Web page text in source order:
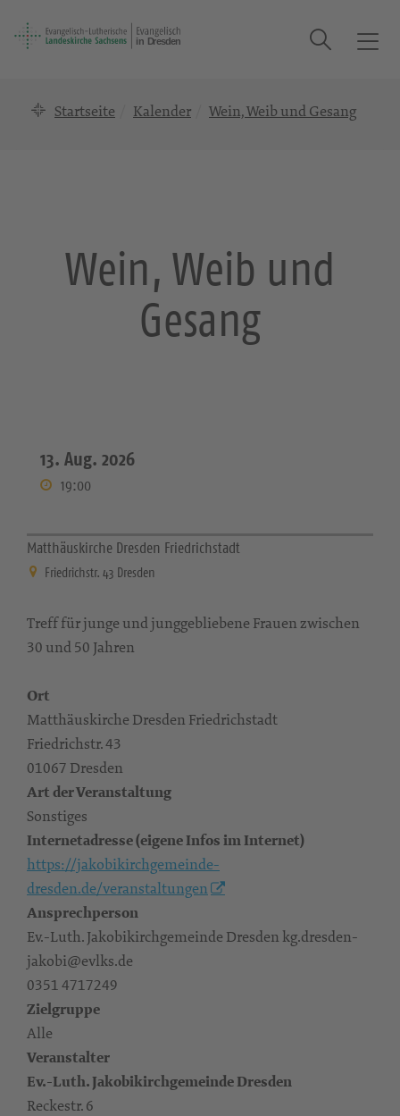
T
Suche
Startseite Kalender Wein, Weib und Gesang
Wein, Weib und
Gesang
13. Aug. 2026
19:00
Matthäuskirche Dresden Friedrichstadt
Friedrichstr. 43 Dresden
Treff für junge und junggebliebene Frauen zwischen
30 und 50 Jahren
Ort
Matthäuskirche Dresden Friedrichstadt
Friedrichstr. 43
01067 Dresden
Art der Veranstaltung
Sonstiges
Internetadresse (eigene Infos im Internet)
https://jakobikirchgemeinde-
dresden.de/veranstaltungen
Ansprechperson
Ev.-Luth. Jakobikirchgemeinde Dresden kg.dresden-
jakobi@evlks.de
0351 4717249
Zielgruppe
Alle
Veranstalter
Ev.-Luth. Jakobikirchgemeinde Dresden
Reckestr. 6